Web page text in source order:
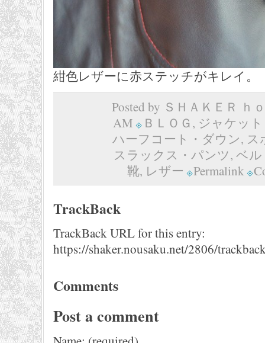
紺色レザーに赤ステッチがキレイ。
Posted by ＳＨＡＫＥＲ ｈ
AM
ＢＬＯＧ, ジャケッ
ハーフコート・ダウン, ス
スラックス・パンツ, ベ
靴, レザー Permalink
TrackBack
TrackBack URL for this entry:
https://shaker.nousaku.net/2806/
Comments
Post a comment